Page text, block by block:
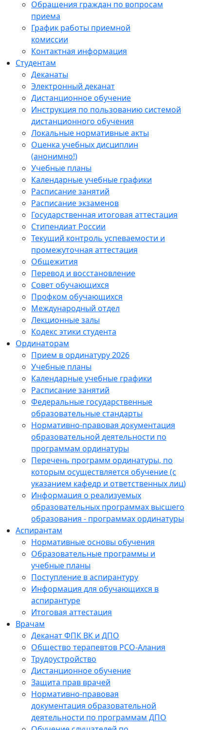
Обращения граждан по вопросам
приема
График работы приемной
комиссии
Контактная информация
Студентам
Деканаты
Электронный деканат
Дистанционное обучение
Инструкция по пользованию системой
дистанционного обучения
Локальные нормативные акты
Оценка учебных дисциплин
(анонимно!)
Учебные планы
Календарные учебные графики
Расписание занятий
Расписание экзаменов
Государственная итоговая аттестация
Стипендиат России
Текущий контроль успеваемости и
промежуточная аттестация
Общежития
Перевод и восстановление
Совет обучающихся
Профком обучающихся
Международный отдел
Лекционные залы
Кодекс этики студента
Ординаторам
Прием в ординатуру 2026
Учебные планы
Календарные учебные графики
Расписание занятий
Федеральные государственные
образовательные стандарты
Нормативно-правовая документация
образовательной деятельности по
программам ординатуры
Перечень программ ординатуры, по
которым осуществляется обучение (с
указанием кафедр и ответственных лиц)
Информация о реализуемых
образовательных программах высшего
образования - программах ординатуры
Аспирантам
Нормативные основы обучения
Образовательные программы и
учебные планы
Поступление в аспирантуру
Информация для обучающихся в
аспирантуре
Итоговая аттестация
Врачам
Деканат ФПК ВК и ДПО
Общество терапевтов РСО-Алания
Трудоустройство
Дистанционное обучение
Защита прав врачей
Нормативно-правовая
документация образовательной
деятельности по программам ДПО